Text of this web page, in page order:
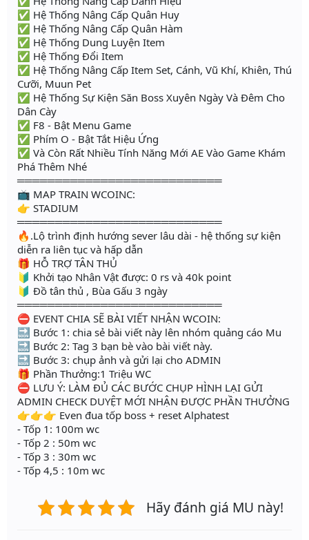
✅ Hệ Thống Nâng Cấp Quân Huy
✅ Hệ Thống Nâng Cấp Quân Hàm
✅ Hệ Thống Dung Luyện Item
✅ Hệ Thống Đổi Item
✅ Hệ Thống Nâng Cấp Item Set, Cánh, Vũ Khí, Khiên, Thú
Cưỡi, Muun Pet
✅ Hệ Thống Sự Kiện Săn Boss Xuyên Ngày Và Đêm Cho
Dân Cày
✅ F8 - Bật Menu Game
✅ Phím O - Bật Tắt Hiệu Ứng
✅ Và Còn Rất Nhiều Tính Năng Mới AE Vào Game Khám
Phá Thêm Nhé
═══════════════════════════
📺 MAP TRAIN WCOINC:
👉 STADIUM
═══════════════════════════
🔥.Lộ trình định hướng sever lâu dài - hệ thống sự kiện
diễn ra liên tục và hấp dẫn
🎁 HỖ TRỢ TÂN THỦ
🔰 Khởi tạo Nhân Vật được: 0 rs và 40k point
🔰 Đồ tân thủ , Bùa Gấu 3 ngày
═══════════════════════════
⛔️ EVENT CHIA SẼ BÀI VIẾT NHẬN WCOIN:
🔜 Bước 1: chia sẻ bài viết này lên nhóm quảng cáo Mu
🔜 Bước 2: Tag 3 bạn bè vào bài viết này.
🔜 Bước 3: chụp ảnh và gửi lại cho ADMIN
🎁 Phần Thưởng:1 Triệu WC
⛔ LƯU Ý: LÀM ĐỦ CÁC BƯỚC CHỤP HÌNH LẠI GỬI
ADMIN CHECK DUYỆT MỚI NHẬN ĐƯỢC PHẦN THƯỞNG
👉👉👉 Even đua tốp boss + reset Alphatest
- Tốp 1: 100m wc
- Tốp 2 : 50m wc
- Tốp 3 : 30m wc
- Tốp 4,5 : 10m wc
Hãy đánh giá MU này!